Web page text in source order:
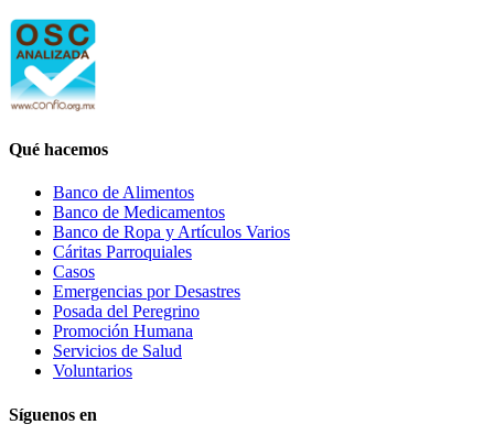
Qué hacemos
Banco de Alimentos
Banco de Medicamentos
Banco de Ropa y Artículos Varios
Cáritas Parroquiales
Casos
Emergencias por Desastres
Posada del Peregrino
Promoción Humana
Servicios de Salud
Voluntarios
Síguenos en